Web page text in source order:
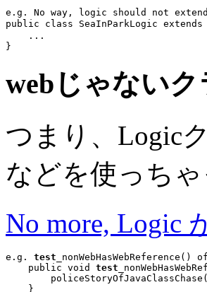
e.g. No way, logic should not extend
public class SeaInParkLogic extends
...
webじゃない
つまり、Logic
などを使っち
No more, Logic
e.g. test _nonWebHasWebReference()
public void
test
        policeStoryOfJavaClassChase(